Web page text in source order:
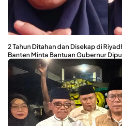
2 Tahun Ditahan dan Disekap di
Banten Minta Bantuan Gubernur